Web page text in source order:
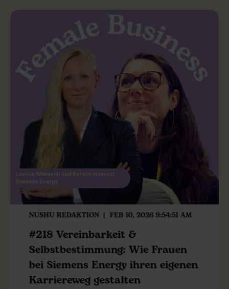
NUSHU REDAKTION FEB 10, 2026 9:54:51 AM
#218 Vereinbarkeit &
Selbstbestimmung: Wie Frauen
bei Siemens Energy ihren eigenen
Karriereweg gestalten